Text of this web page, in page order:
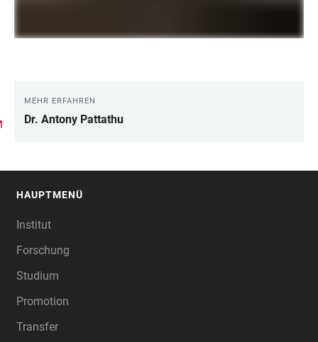
LINKS
MEHR ERFAHREN
Dr. Antony Pattathu
HAUPTMENÜ
Institut
Forschung
Studium
Promotion
Transfer